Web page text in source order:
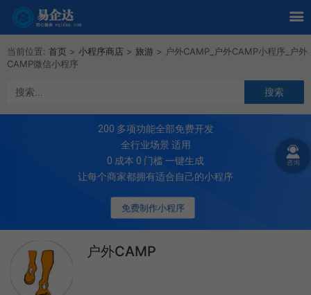
当前位置: 首页 > 小程序商店 > 旅游 > 户外CAMP_户外CAMP小程序_户外
CAMP微信小程序
免费制作小程序
200 多项功能全部免费开发
全行业场景 适用
0 成本 0 门槛 一键生成
让每个商家都拥有适合自己的小程序
户外CAMP